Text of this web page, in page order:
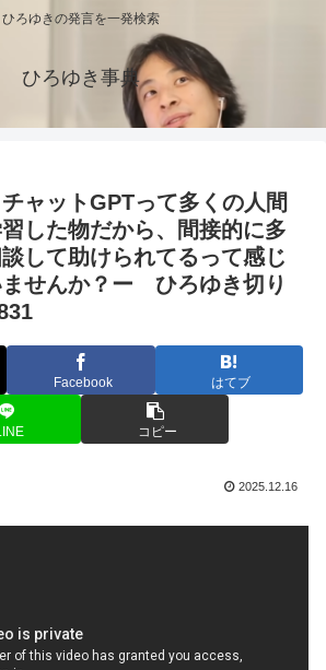
ひろゆきの発言を一発検索
ひろゆき事典
チャットGPTって多くの人間
した物だから、間接的に多
して助けられてるって感じ
ませんか？ー ひろゆき切り
Facebook はてブ
コピー
2025.12.16